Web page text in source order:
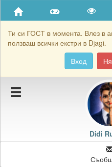
Ти си ГОСТ в момента. Влез в
ползваш всички екстри в Djagi.
Вход
Приятели
Хронология на игри
Подаръците на Didi Ruseva
Картичките на Didi Ruseva
Блокирай Didi RusevaDidi